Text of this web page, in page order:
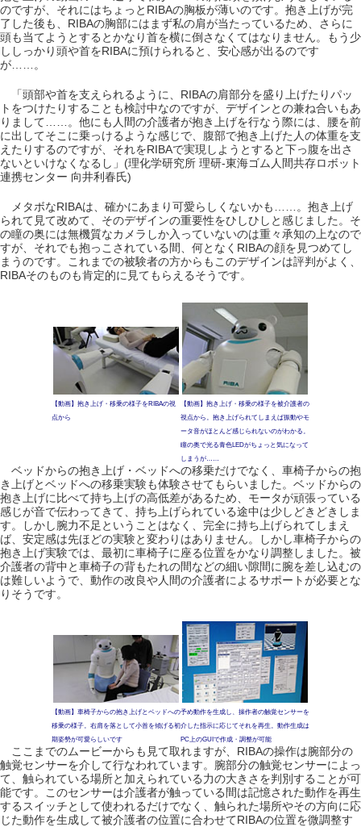
のですが、それにはちょっとRIBAの胸板が薄いのです。抱き上げが完
了した後も、RIBAの胸部にはまず私の肩が当たっているため、さらに
頭も当てようとするとかなり首を横に倒さなくてはなりません。もう少
ししっかり頭や首をRIBAに預けられると、安心感が出るのです
が……。
「頭部や首を支えられるように、RIBAの肩部分を盛り上げたりパッ
トをつけたりすることも検討中なのですが、デザインとの兼ね合いもあ
りまして……。他にも人間の介護者が抱き上げを行なう際には、腰を前
に出してそこに乗っけるような感じで、腹部で抱き上げた人の体重を支
えたりするのですが、それをRIBAで実現しようとすると下っ腹を出さ
ないといけなくなるし」(理化学研究所 理研-東海ゴム人間共存ロボット
連携センター 向井利春氏)
メタボなRIBAは、確かにあまり可愛らしくないかも……。抱き上げ
られて見て改めて、そのデザインの重要性をひしひしと感じました。そ
の瞳の奥には無機質なカメラしか入っていないのは重々承知の上なので
すが、それでも抱っこされている間、何となくRIBAの顔を見つめてし
まうのです。これまでの被験者の方からもこのデザインは評判がよく、
RIBAそのものも肯定的に見てもらえるそうです。
【動画】抱き上げ・移乗の様子をRIBAの視
点から
【動画】抱き上げ・移乗の様子を被介護者の
視点から。抱き上げられてしまえば振動やモ
ータ音がほとんど感じられないのがわかる。
瞳の奥で光る青色LEDがちょっと気になって
しまうが……
ベッドからの抱き上げ・ベッドへの移乗だけでなく、車椅子からの抱
き上げとベッドへの移乗実験も体験させてもらいました。ベッドからの
抱き上げに比べて持ち上げの高低差があるため、モータが頑張っている
感じが音で伝わってきて、持ち上げられている途中は少しどきどきしま
す。しかし腕力不足ということはなく、完全に持ち上げられてしまえ
ば、安定感は先ほどの実験と変わりはありません。しかし車椅子からの
抱き上げ実験では、最初に車椅子に座る位置をかなり調整しました。被
介護者の背中と車椅子の背もたれの間などの細い隙間に腕を差し込むの
は難しいようで、動作の改良や人間の介護者によるサポートが必要とな
りそうです。
【動画】車椅子からの抱き上げとベッドへの
移乗の様子。右肩を落として小首を傾げる初
期姿勢が可愛らしいです
予め動作を生成し、操作者の触覚センサーを
介した指示に応じてそれを再生。動作生成は
PC上のGUIで作成・調整が可能
ここまでのムービーからも見て取れますが、RIBAの操作は腕部分の
触覚センサーを介して行なわれています。腕部分の触覚センサーによっ
て、触られている場所と加えられている力の大きさを判別することが可
能です。このセンサーは介護者が触っている間は記憶された動作を再生
するスイッチとして使われるだけでなく、触られた場所やその方向に応
じた動作を生成して被介護者の位置に合わせてRIBAの位置を微調整す